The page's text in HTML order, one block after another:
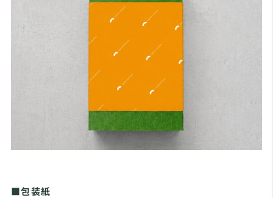
■包装紙